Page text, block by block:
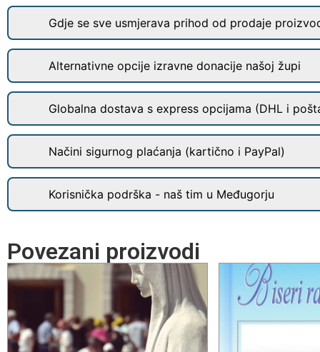
Gdje se sve usmjerava prihod od prodaje
Alternativne opcije izravne donacije našoj župi
Globalna dostava s express opcijama (DHL i
Načini sigurnog plaćanja (kartično i PayPal)
Korisnička podrška - naš tim u Međugorju
Povezani proizvodi